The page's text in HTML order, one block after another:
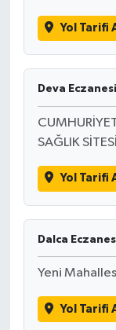
Yol Tarifi
Deva Eczanesi
SAĞLIK
Yol Tarifi
Dalca
Yeni
Yol Tarifi